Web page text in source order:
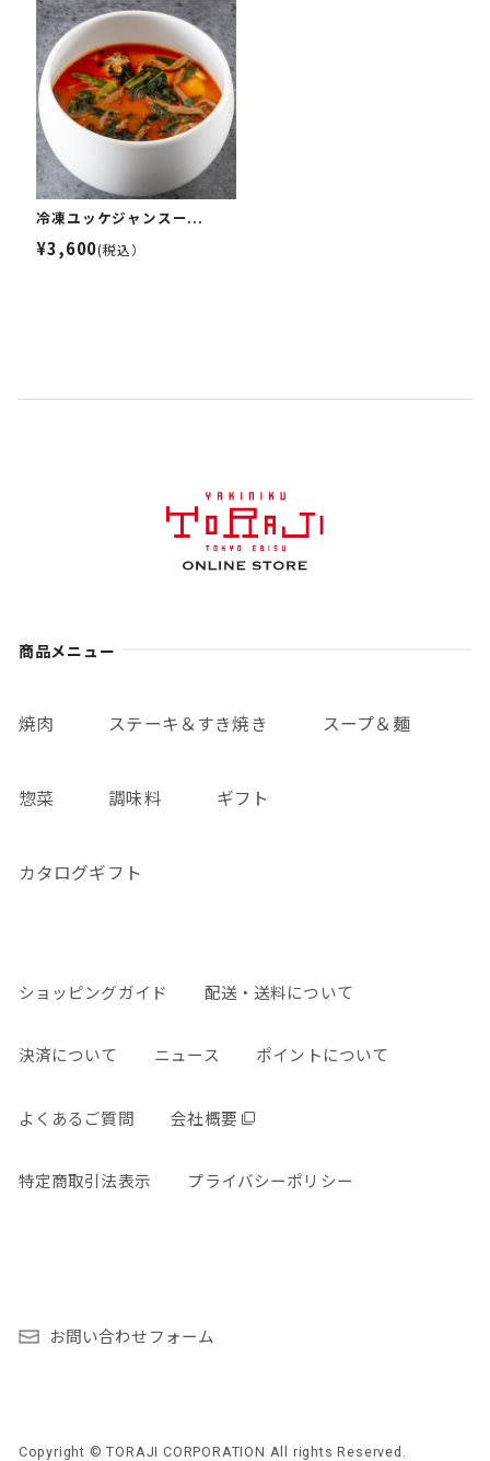
冷凍ユッケジャンスー...
¥3,600(税込）
商品メニュー
焼肉 ステーキ＆すき焼き スープ＆麺
惣菜 調味料 ギフト
カタログギフト
ショッピングガイド 配送・送料について
決済について ニュース ポイントについて
よくあるご質問 会社概要
特定商取引法表示 プライバシーポリシー
お問い合わせフォーム
Copyright © TORAJI CORPORATION All rights Reserved.